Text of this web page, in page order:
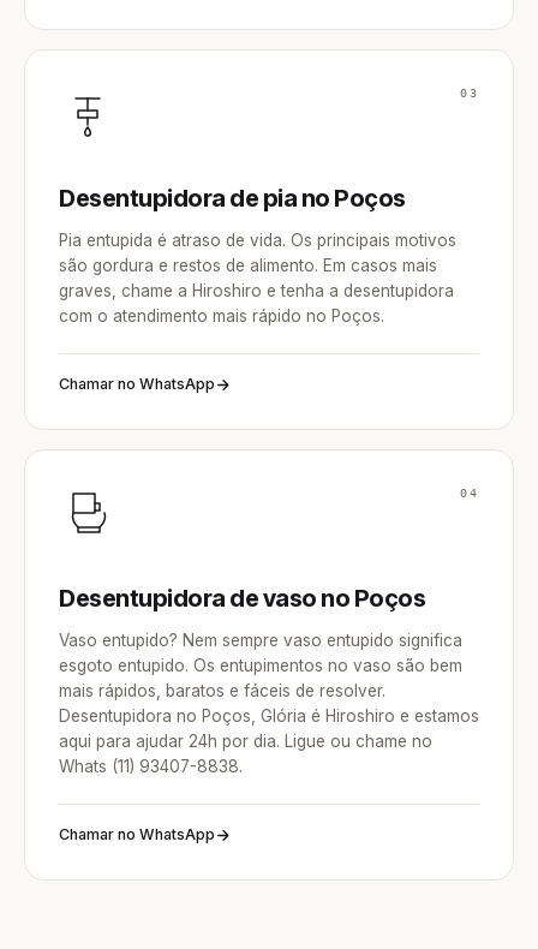
03
Desentupidora de pia no Poços
Pia entupida é atraso de vida. Os principais motivos
são gordura e restos de alimento. Em casos mais
graves, chame a Hiroshiro e tenha a desentupidora
com o atendimento mais rápido no Poços.
Chamar no WhatsApp
04
Desentupidora de vaso no Poços
Vaso entupido? Nem sempre vaso entupido significa
esgoto entupido. Os entupimentos no vaso são bem
mais rápidos, baratos e fáceis de resolver.
Desentupidora no Poços, Glória é Hiroshiro e estamos
aqui para ajudar 24h por dia. Ligue ou chame no
Whats (11) 93407-8838.
Chamar no WhatsApp